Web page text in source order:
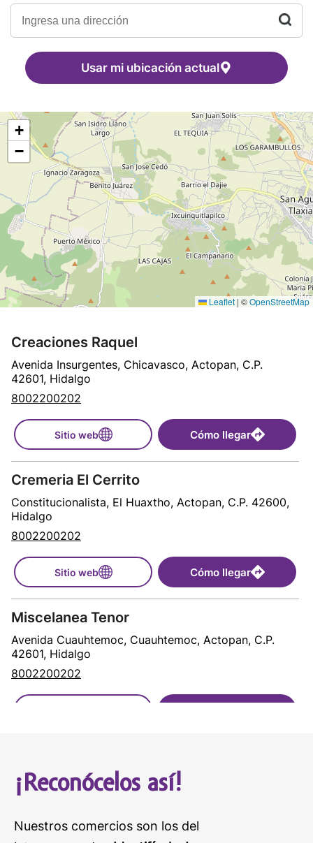
Usar mi ubicación actual
Creaciones Raquel
Avenida Insurgentes, Chicavasco, Actopan, C.P.
42601, Hidalgo
8002200202
Sitio web Cómo llegar
Cremeria El Cerrito
Constitucionalista, El Huaxtho, Actopan, C.P. 42600,
Hidalgo
8002200202
Sitio web Cómo llegar
Miscelanea Tenor
Avenida Cuauhtemoc, Cuauhtemoc, Actopan, C.P.
42601, Hidalgo
8002200202
+
−
Leaflet | ©OpenStreetMap
¡Reconócelos así!
Nuestros comercios son los del